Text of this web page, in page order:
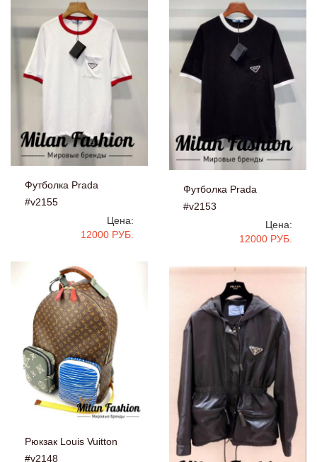
Футболка Prada
#v2155
Цена:
12000 РУБ.
Футболка Prada
#v2153
Цена:
12000 РУБ.
Рюкзак Louis Vuitton
#v2148